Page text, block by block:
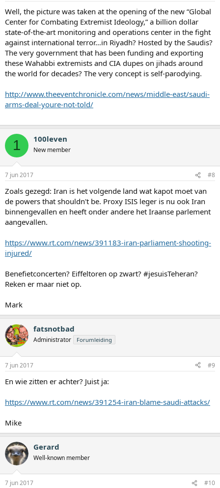
Well, the picture was taken at the opening of the new “Global
Center for Combating Extremist Ideology,” a billion dollar
state-of-the-art monitoring and operations center in the fight
against international terror…in Riyadh? Hosted by the Saudis?
The very government that has been funding and exporting
these Wahabbi extremists and CIA dupes on jihads around
the world for decades? The very concept is self-parodying.
http://www.theeventchronicle.com/news/middle-east/saudi-
arms-deal-youre-not-told/
1 100leven
New member
7 jun 2017 #8
Zoals gezegd: Iran is het volgende land wat kapot moet van
de powers that shouldn't be. Proxy ISIS leger is nu ook Iran
binnengevallen en heeft onder andere het Iraanse parlement
aangevallen.
https://www.rt.com/news/391183-iran-parliament-shooting-
injured/
Benefietconcerten? Eiffeltoren op zwart? #jesuisTeheran?
Reken er maar niet op.
Mark
fatsnotbad
Administrator Forumleiding
7 jun 2017 #9
En wie zitten er achter? Juist ja:
https://www.rt.com/news/391254-iran-blame-saudi-attacks/
Mike
Gerard
Well-known member
7 jun 2017 #10